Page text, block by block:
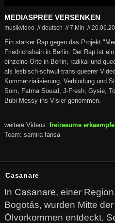
MEDIASPREE VERSENKEN
musikvideo // deutsch //7 Min //
Ein starker Rap gegen das Projekt
Friedrichshain in Berlin. Der Rap ist
einzelne Orte in Berlin, radikal und
als lesbisch-schwul-trans-queerer
Kommerzialisierung, Verblödung und
Som, Fatma Souad, J-Fresh, Gysie,
Bubi Messy ins Visier genommen.
weitere Videos: freiraeume
Team: samira fansa
Casanare
In Casanare, einer
Bogotás, wurden Mitte
Ölvorkommen entdeckt.